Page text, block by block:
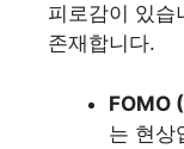
피로감이 있습
존재합니다.
FOMO
는 현상